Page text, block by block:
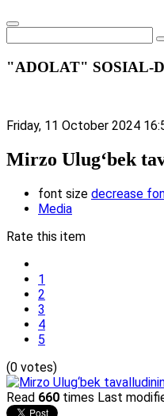
"ADOLAT" SOSIAL-
Friday, 11 October 2024
Mirzo Ulug‘bek
font size decrease
Media
Rate this item
1
2
3
4
5
(0 votes)
Read 660 times Last